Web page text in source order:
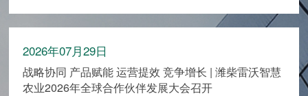
2026年07月29日
战略协同 产品赋能 运营提效 竞争增长 | 潍柴雷沃智慧
农业2026年全球合作伙伴发展大会召开